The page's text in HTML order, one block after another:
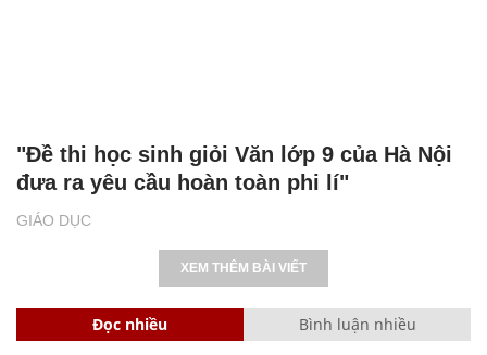
GIÁO DỤC
"Đề thi học sinh giỏi Văn lớp 9 của Hà Nội
đưa ra yêu cầu hoàn toàn phi lí"
XEM THÊM BÀI VIẾT
Đọc nhiều Bình luận nhiều